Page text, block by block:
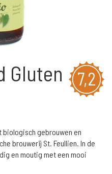
7,2
Gluten
biologisch gebrouwen en
brouwerij St. Feullien. In de
en moutig met een mooi